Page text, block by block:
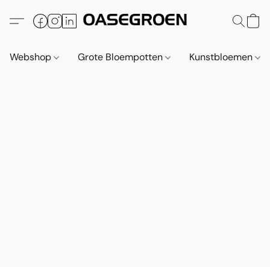
Webshop Grote Bloempotten Kunstbloemen